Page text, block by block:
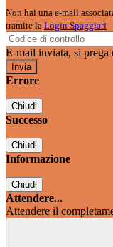
Non hai una e-mail
tramite la Login Spaggiari
E-mail inviata, si prega
Errore
Chiudi
Successo
Chiudi
Informazione
Chiudi
Attendere...
Attendere il